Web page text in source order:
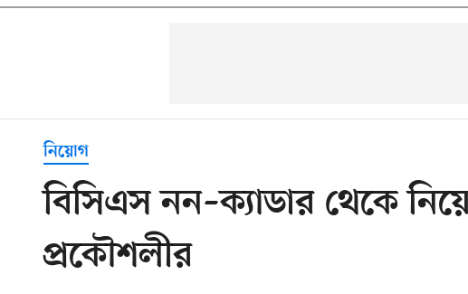
নিয়োগ
বিসিএস নন–ক্যাডার থেকে
প্রকৌশলীর